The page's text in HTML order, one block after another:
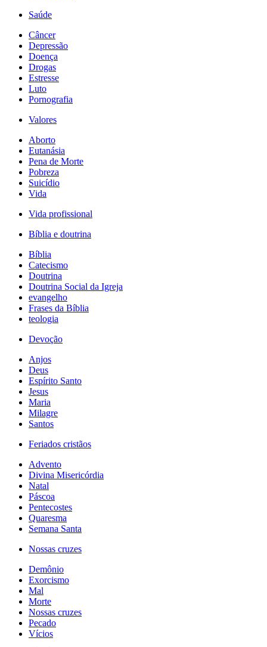
Saúde
Câncer
Depressão
Doença
Drogas
Estresse
Luto
Pornografia
Valores
Aborto
Eutanásia
Pena de Morte
Pobreza
Suicídio
Vida
Vida profissional
Bíblia e doutrina
Bíblia
Catecismo
Doutrina
Doutrina Social da Igreja
evangelho
Frases da Bíblia
teologia
Devoção
Anjos
Deus
Espírito Santo
Jesus
Maria
Milagre
Santos
Feriados cristãos
Advento
Divina Misericórdia
Natal
Páscoa
Pentecostes
Quaresma
Semana Santa
Nossas cruzes
Demônio
Exorcismo
Mal
Morte
Nossas cruzes
Pecado
Vícios